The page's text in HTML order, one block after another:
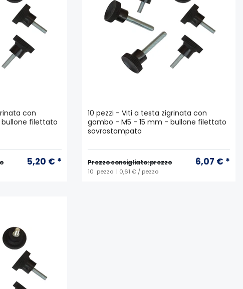
con
filettato
5,20 € *
10 pezzi - Viti a testa zigrinata con
gambo - M5 - 15 mm - bullone filettato
sovrastampato
Prezzo consigliato: prezzo 6,07 € *
10 pezzo | 0,61 € / pezzo